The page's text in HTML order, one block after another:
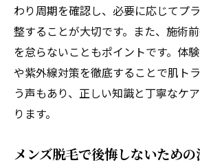
わり周期を確認し、必要に応じてプ
整することが大切です。また、施術
を怠らないこともポイントです。体
や紫外線対策を徹底することで肌ト
う声もあり、正しい知識と丁寧なケ
ります。
メンズ脱毛で後悔しないため